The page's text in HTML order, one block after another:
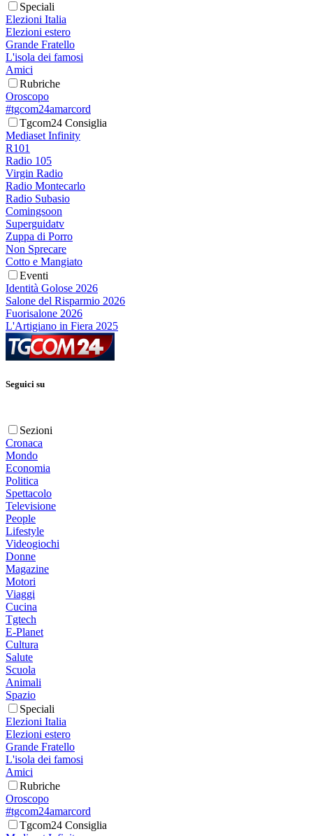
Speciali
Elezioni Italia
Elezioni estero
Grande Fratello
L'isola dei famosi
Amici
Rubriche
Oroscopo
#tgcom24amarcord
Tgcom24 Consiglia
Mediaset Infinity
R101
Radio 105
Virgin Radio
Radio Montecarlo
Radio Subasio
Comingsoon
Superguidatv
Zuppa di Porro
Non Sprecare
Cotto e Mangiato
Eventi
Identità Golose 2026
Salone del Risparmio 2026
Fuorisalone 2026
L'Artigiano in Fiera 2025
Seguici su
Sezioni
Cronaca
Mondo
Economia
Politica
Spettacolo
Televisione
People
Lifestyle
Videogiochi
Donne
Magazine
Motori
Viaggi
Cucina
Tgtech
E-Planet
Cultura
Salute
Scuola
Animali
Spazio
Speciali
Elezioni Italia
Elezioni estero
Grande Fratello
L'isola dei famosi
Amici
Rubriche
Oroscopo
#tgcom24amarcord
Tgcom24 Consiglia